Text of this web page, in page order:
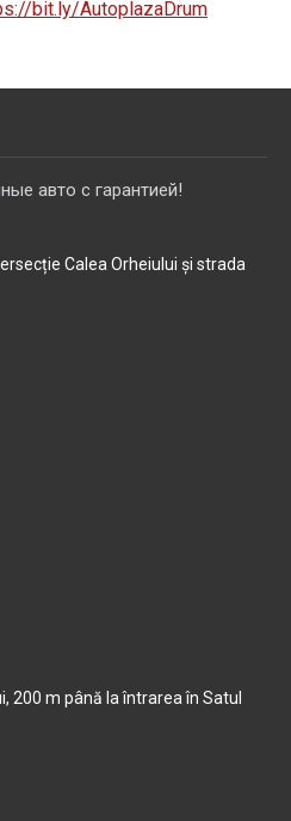
bit.ly/AutoplazaDrum
авто с гарантией!
Calea Orheiului și strada
200 m până la întrarea în Satul